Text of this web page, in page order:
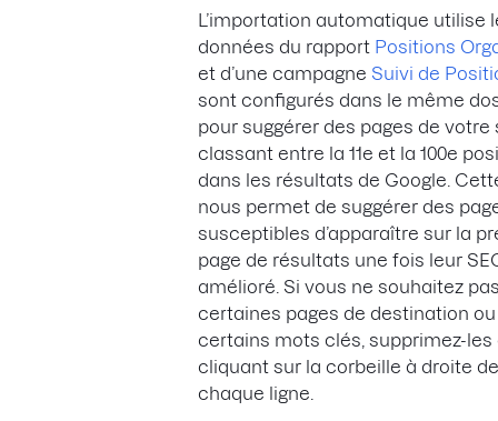
L’importation automatique utilise
données du rapport Positions
et d’une campagne Suivi de
sont configurés dans le même
pour suggérer des pages de votre
classant entre la 11e et la 100e
dans les résultats de Google.
nous permet de suggérer des
susceptibles d’apparaître sur la
page de résultats une fois leur
amélioré. Si vous ne souhaitez
certaines pages de destination ou
certains mots clés, supprimez-les
cliquant sur la corbeille à droite de
chaque ligne.